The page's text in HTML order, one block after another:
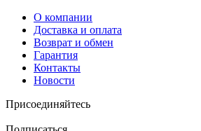
О компании
Доставка и оплата
Возврат и обмен
Гарантия
Контакты
Новости
Присоединяйтесь